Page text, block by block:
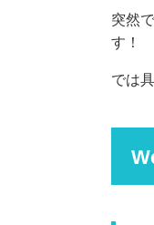
突然
す！
では